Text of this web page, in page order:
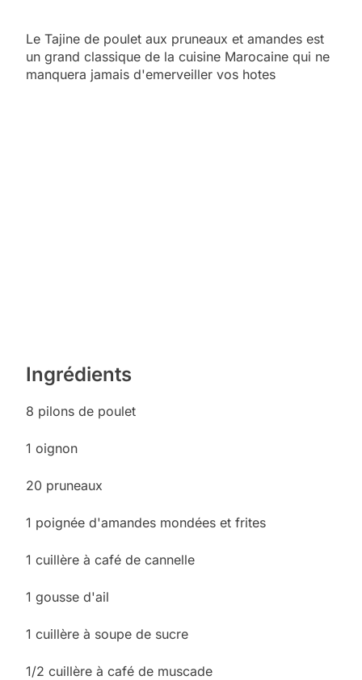
Le Tajine de poulet aux pruneaux et amandes est
un grand classique de la cuisine Marocaine qui ne
manquera jamais d'emerveiller vos hotes
Ingrédients
8 pilons de poulet
1 oignon
20 pruneaux
1 poignée d'amandes mondées et frites
1 cuillère à café de cannelle
1 gousse d'ail
1 cuillère à soupe de sucre
1/2 cuillère à café de muscade